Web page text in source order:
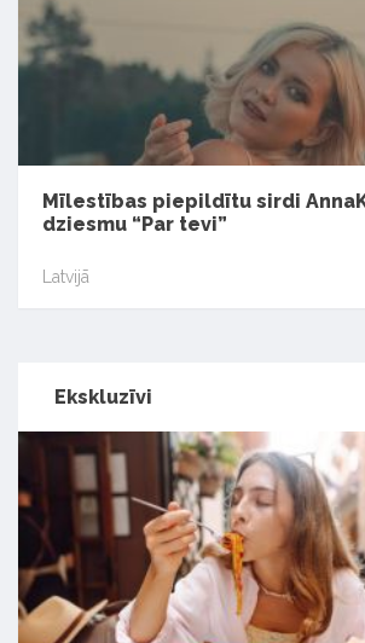
Mīlestības piepildītu sirdi
dziesmu “Par tevi”
Latvijā
Ekskluzīvi